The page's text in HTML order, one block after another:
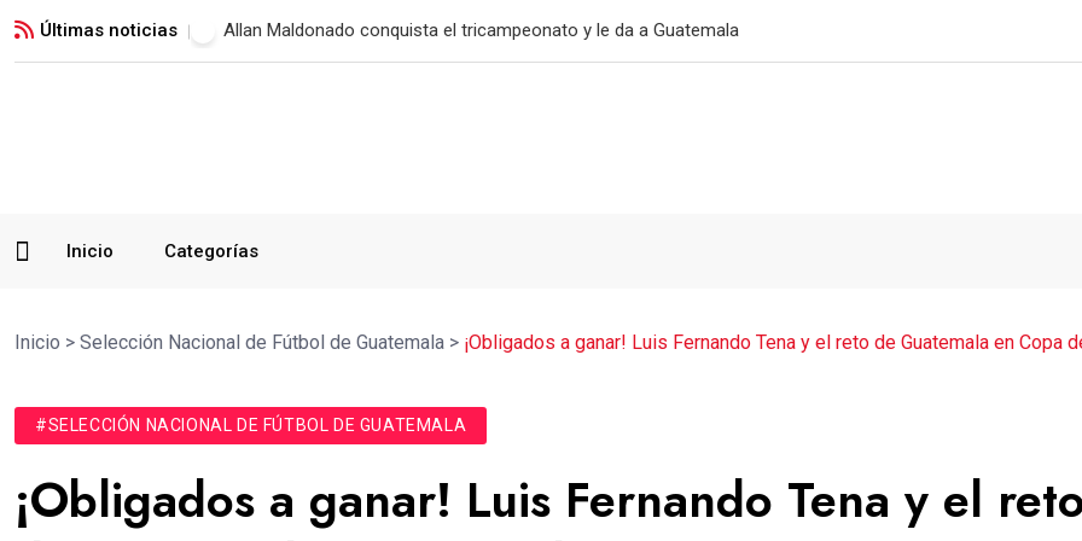
Últimas noticias Municipal vence a Verdes FC y suma su primer triunfo
Inicio Categorías
Inicio > Selección Nacional de Fútbol de Guatemala > ¡Obligados a ganar! Luis Fernando Tena y el reto de Guatemala en Copa
#SELECCIÓN NACIONAL DE FÚTBOL DE GUATEMALA
¡Obligados a ganar! Luis Fernando Tena y el